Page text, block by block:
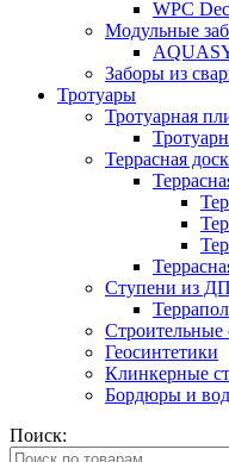
WPC
Модульные
Заборы из
Тротуары
Тротуарная
Террасная
Ступени из
Террапол
Строительные
Геосинтетики
Клинкерные
Бордюры и
Поиск: